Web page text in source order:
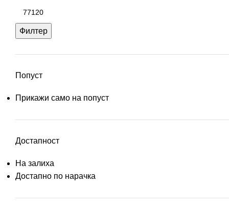
Филтер
Попуст
Прикажи само на попуст
Достапност
На залиха
Достапно по нарачка